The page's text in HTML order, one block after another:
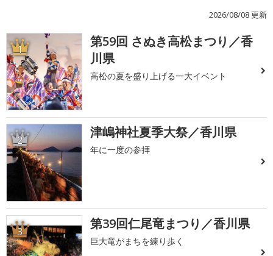
2026/08/08 更新
1
第59回 さぬき高松まつり／香
川県
高松の夏を盛り上げる一大イベント
2 津嶋神社夏季大祭／香川県
年に一度の参拝
3 第39回仁尾竜まつり／香川県
巨大竜がまちを練り歩く